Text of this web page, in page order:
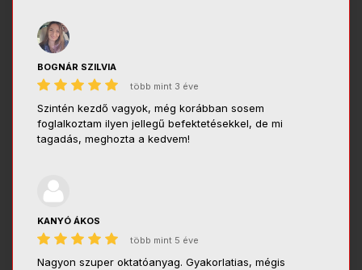
BOGNÁR SZILVIA
több mint 3 éve
Szintén kezdő vagyok, még korábban sosem
foglalkoztam ilyen jellegű befektetésekkel, de mi
tagadás, meghozta a kedvem!
KANYÓ ÁKOS
több mint 5 éve
Nagyon szuper oktatóanyag. Gyakorlatias, mégis